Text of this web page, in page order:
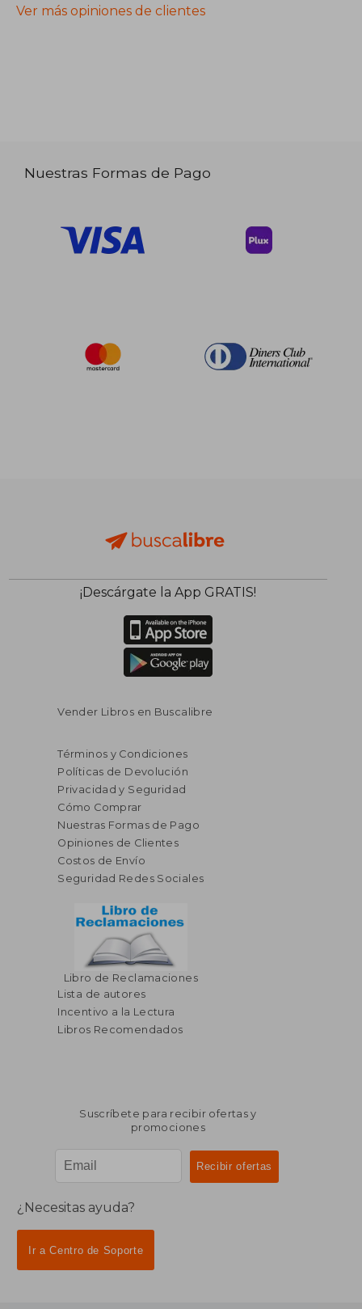
Ver más opiniones de clientes
Nuestras Formas de Pago
¡Descárgate la App GRATIS!
Vender Libros en Buscalibre
Términos y Condiciones
Políticas de Devolución
Privacidad y Seguridad
Cómo Comprar
Nuestras Formas de Pago
Opiniones de Clientes
Costos de Envío
Seguridad Redes Sociales
Libro de Reclamaciones
Lista de autores
Incentivo a la Lectura
Libros Recomendados
Suscríbete para recibir ofertas y
promociones
¿Necesitas ayuda?
Ir a Centro de Soporte